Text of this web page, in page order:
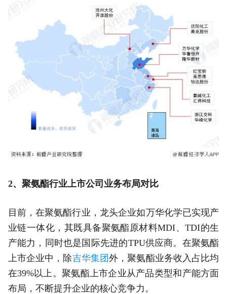
2、聚氨酯行业上市公司业务布局对比
目前，在聚氨酯行业，龙头企业如万华化学已实现产
业链一体化，其既具备聚氨酯原材料MDI、TDI的生
产能力，同时也是国际先进的TPU供应商。在聚氨酯
上市企业中，除吉华集团外，聚氨酯业务收入占比均
在39%以上。聚氨酯上市企业从产品类型和产能方面
布局，不断提升企业的核心竞争力。